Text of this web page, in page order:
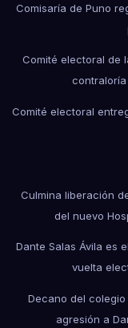
Comisaría de Puno
Comité electoral de
Comité electoral
Culmina liberación
del nuevo
Dante Salas Ávila es
vuelta
Decano del
agresión a